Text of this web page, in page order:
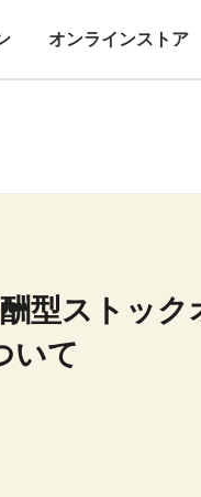
オンラインストア
型ストック
いて